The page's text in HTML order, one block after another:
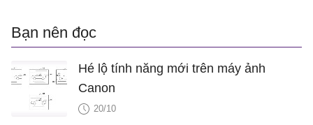
Bạn nên đọc
Hé lộ tính năng mới trên máy ảnh
Canon
20/10